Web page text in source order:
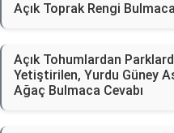
Açık Toprak Rengi
Açık Tohumlardan
Yetiştirilen, Yurdu Güney
Ağaç Bulmaca Cevabı